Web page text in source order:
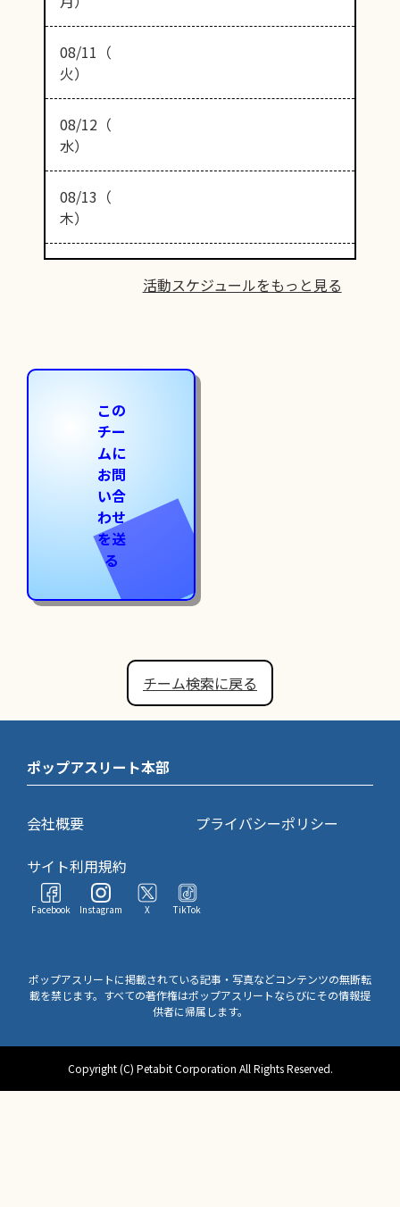
08/11（
火）
08/12（
水）
08/13（
木）
活動スケジュールをもっと見る
この
チー
ムに
お問
い合
わせ
を送
る
チーム検索に戻る
ポップアスリート本部
会社概要
プライバシーポリシー
サイト利用規約
Facebook Instagram X TikTok
ポップアスリートに掲載されている記事・写真などコンテンツの無断転
載を禁じます。すべての著作権はポップアスリートならびにその情報提
供者に帰属します。
Copyright (C) Petabit Corporation All Rights Reserved.